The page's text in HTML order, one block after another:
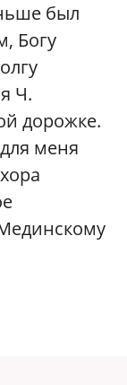
был
Богу
Ч.
дорожке.
меня